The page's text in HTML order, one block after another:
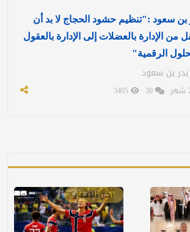
بن سعود :"تنظيم حشود الحجاج لا بد أن
من الإدارة بالعضلات إلى الإدارة بالعقول
الرقمية"
بدر بن سعود
آخر الأخبار